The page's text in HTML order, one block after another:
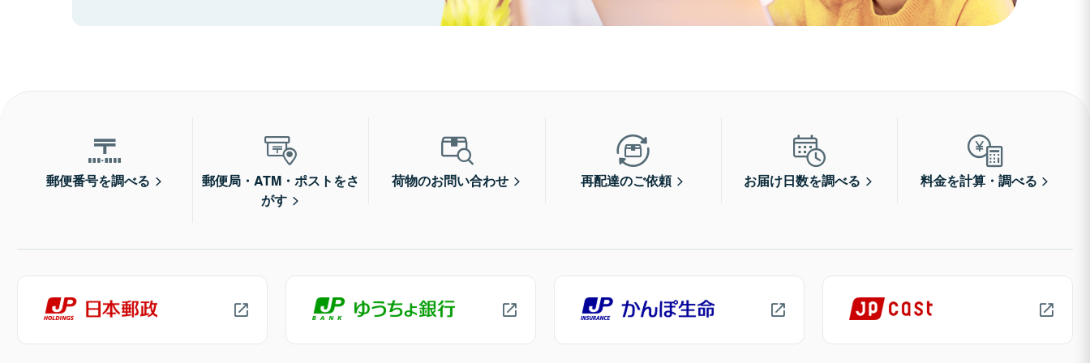
郵便番号を調べる
郵便局・ATM・ポストをさ
がす
荷物のお問い合わせ 再配達のご依頼 お届け日数を調べる 料金を計算・調べる